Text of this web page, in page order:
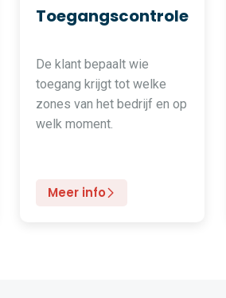
Toegangscontrole
De klant bepaalt wie
toegang krijgt tot welke
zones van het bedrijf en op
welk moment.
Meer info